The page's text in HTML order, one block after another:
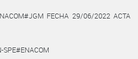
FECHA 29/06/2022 ACTA